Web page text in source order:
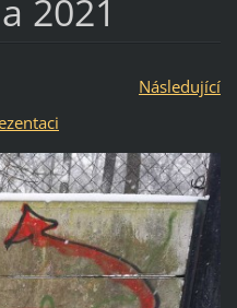
2021
Následující